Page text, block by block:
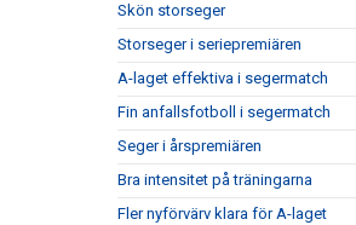
Skön storseger
Storseger i seriepremiären
A-laget effektiva i segermatch
Fin anfallsfotboll i segermatch
Seger i årspremiären
Bra intensitet på träningarna
Fler nyförvärv klara för A-laget